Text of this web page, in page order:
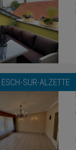
ESCH-SUR-ALZETTE